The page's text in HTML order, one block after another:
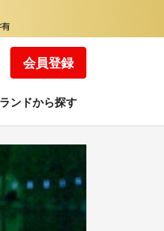
会員登録
ンドから探す